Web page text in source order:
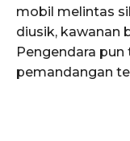
mobil melintas
diusik, kawanan
Pengendara
pemandangan